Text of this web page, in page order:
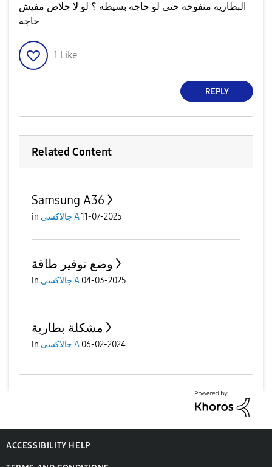
البطاريه منفوخه حتى لو حاجه بسيطه ؟ لو لا خلاص مفيش
حاجه
1 Like
REPLY
Related Content
Samsung A36
in جالاكسى A11-07-2025
وضع توفير طاقة
in جالاكسى A 04-03-2025
مشكلة بطارية
in جالاكسى A 06-02-2024
ACCESSIBILITY HELP